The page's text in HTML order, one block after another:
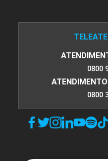
GESTÃO DE
AGRONEGÓCIO0800
0800